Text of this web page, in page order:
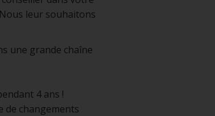
leur souhaitons
une grande chaîne
4 ans !
de changements